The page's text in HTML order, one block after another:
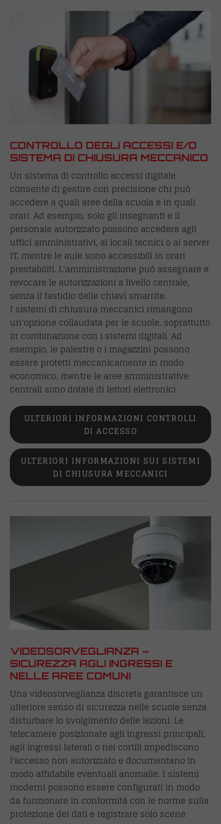
CONTROLLO DEGLI ACCESSI E/O
SISTEMA DI CHIUSURA MECCANICO
Un sistema di controllo accessi digitale
consente di gestire con precisione chi può
accedere a quali aree della scuola e in quali
orari. Ad esempio, solo gli insegnanti e il
personale autorizzato possono accedere agli
uffici amministrativi, ai locali tecnici o ai server
IT, mentre le aule sono accessibili in orari
prestabiliti. L'amministrazione può assegnare e
revocare le autorizzazioni a livello centrale,
senza il fastidio delle chiavi smarrite.
I sistemi di chiusura meccanici rimangono
un'opzione collaudata per le scuole, soprattutto
in combinazione con i sistemi digitali. Ad
esempio, le palestre o i magazzini possono
essere protetti meccanicamente in modo
economico, mentre le aree amministrative
centrali sono dotate di lettori elettronici.
ULTERIORI INFORMAZIONI CONTROLLI
DI ACCESSO
ULTERIORI INFORMAZIONI SUI SISTEMI
DI CHIUSURA MECCANICI
VIDEOSORVEGLIANZA –
SICUREZZA AGLI INGRESSI E
NELLE AREE COMUNI
Una videosorveglianza discreta garantisce un
ulteriore senso di sicurezza nelle scuole senza
disturbare lo svolgimento delle lezioni. Le
telecamere posizionate agli ingressi principali,
agli ingressi laterali o nei cortili impediscono
l'accesso non autorizzato e documentano in
modo affidabile eventuali anomalie. I sistemi
moderni possono essere configurati in modo
da funzionare in conformità con le norme sulla
protezione dei dati e registrare solo scene